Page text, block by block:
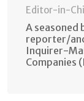
Editor-in-
A seasoned
reporter/
Inquirer-
Companies